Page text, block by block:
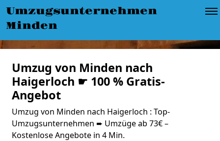
Umzugsunternehmen
Minden
Umzug von Minden nach
Haigerloch ☛ 100 % Gratis-
Angebot
Umzug von Minden nach Haigerloch : Top-
Umzugsunternehmen ➨ Umzüge ab 73€ –
Kostenlose Angebote in 4 Min.